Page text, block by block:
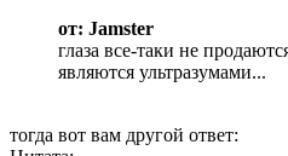
от: Jamster
глаза все-таки не
являются ультразумами...
тогда вот вам другой ответ: